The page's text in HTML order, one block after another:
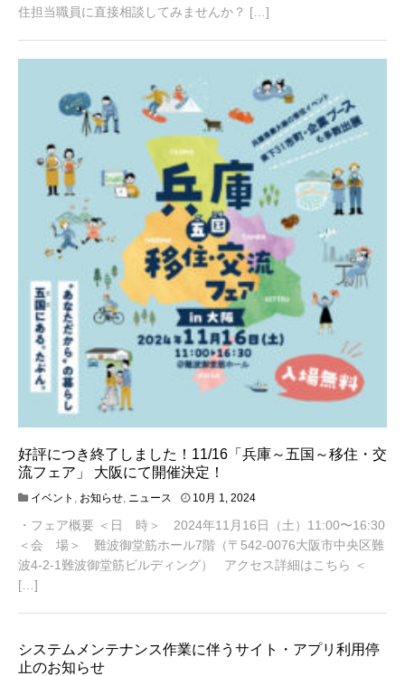
2
5
住担当職員に直接相談してみませんか？ […]
好評につき終了しました！11/16「兵庫～五国～移住・交
流フェア」 大阪にて開催決定！
イベント お知らせ ニュース 10月 1, 20241
月
4
2
・フェア概要 ＜日 時＞ 2024年11月16日（土）11:00〜16:30
＜会 場＞ 難波御堂筋ホール7階（〒542-0076大阪市中央区難
波4-2-1難波御堂筋ビルディング） アクセス詳細はこちら ＜
[…]
システムメンテナンス作業に伴うサイト・アプリ利用停
止のお知らせ